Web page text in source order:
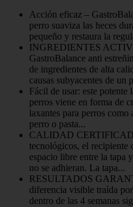
Acción eficaz –
perro suaviza las heces
pequeño y restaura la
INGREDIENTES
GastroBalance anti
de ingredientes de alta
causas subyacentes de un
Fácil de usar: este potente
perros viene en forma de
laxantes para perros
perro o pasta...
CALIDAD
tecnológicos, el recipiente
espacio libre entre la tapa
no se adhieran. La tapa...
RESULTADOS
diferencia visible traída
dentro de las 4 semanas